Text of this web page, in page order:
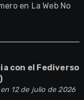
en La Web No
con el Fediverso
12 de julio de 2026